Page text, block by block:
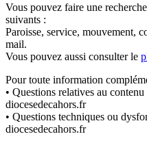
Vous pouvez faire une
suivants :
Paroisse, service, mouvement,
mail.
Vous pouvez aussi consulter le
Pour toute information
• Questions relatives au
diocesedecahors.fr
• Questions techniques ou
diocesedecahors.fr